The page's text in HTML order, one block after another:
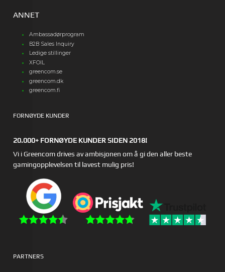
ANNET
Ambassadørprogram
B2B Sales Inquiry
Ledige stillinger
XFOIL
greencom.se
greencom.dk
greencom.fi
FORNØYDE KUNDER
20.000+ FORNØYDE KUNDER SIDEN 2018!
Vi i Greencom drives av ambisjonen om å gi den aller beste
gamingopplevelsen til lavest mulig pris!
PARTNERS